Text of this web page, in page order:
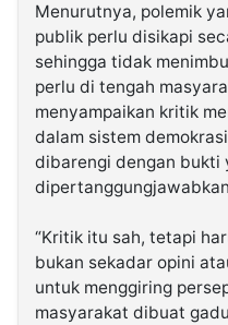
‎Menurutnya, polemik
publik perlu disikapi
sehingga tidak
perlu di tengah
menyampaikan kritik
dalam sistem
dibarengi dengan bukti
‎“Kritik itu sah, tetapi
bukan sekadar opini
untuk menggiring
masyarakat dibuat